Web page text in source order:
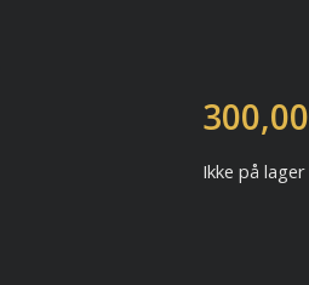
300,00
Ikke på lager